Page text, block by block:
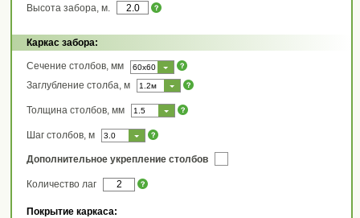
Высота забора, м.
Каркас забора:
Сечение столбов, мм 60x60
Заглубление столба, м 1.2м
Толщина столбов, мм 1.5
Шаг столбов, м 3.0
Дополнительное укрепление столбов
Количество лаг
Покрытие каркаса: